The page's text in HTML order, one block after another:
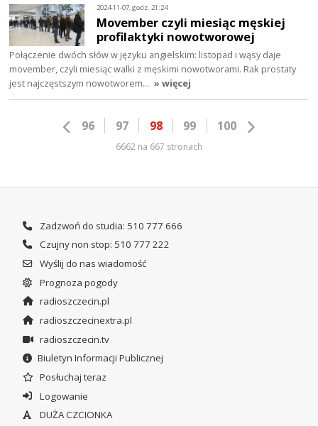
2024-11-07, godz. 21:24
Movember czyli miesiąc męskiej
profilaktyki nowotworowej
Połączenie dwóch słów w języku angielskim: listopad i wąsy daje
movember, czyli miesiąc walki z męskimi nowotworami. Rak prostaty
jest najczęstszym nowotworem… » więcej
96 97 98 99 100
6662 na 667 stronach
Zadzwoń do studia: 510 777 666
Czujny non stop: 510 777 222
Wyślij do nas wiadomość
Prognoza pogody
radioszczecin.pl
radioszczecinextra.pl
radioszczecin.tv
Biuletyn Informacji Publicznej
Posłuchaj teraz
Logowanie
DUŻA CZCIONKA